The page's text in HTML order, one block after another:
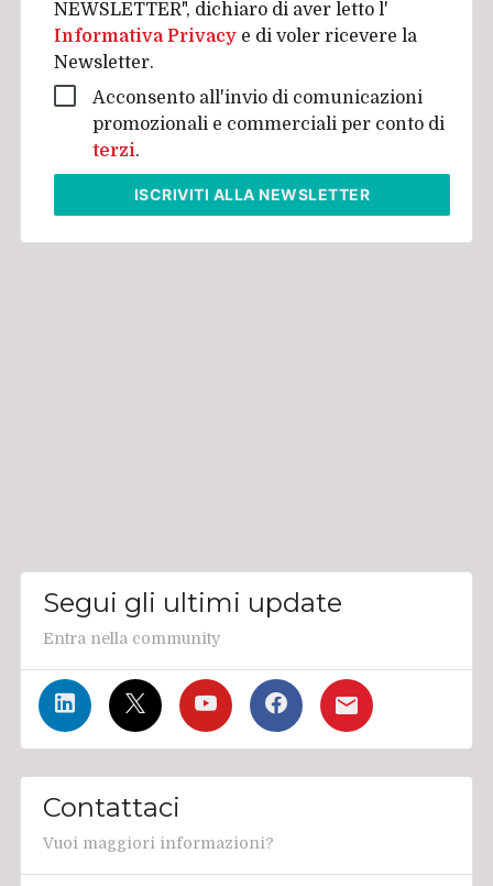
NEWSLETTER", dichiaro di aver letto l'
Informativa Privacy e di voler ricevere la
Newsletter.
Acconsento all'invio di comunicazioni
promozionali e commerciali per conto di
terzi.
ISCRIVITI ALLA NEWSLETTER
Segui gli ultimi update
Entra nella community
Contattaci
Vuoi maggiori informazioni?